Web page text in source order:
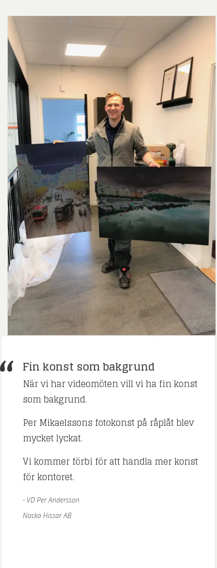
Fin konst som bakgrund
När vi har videomöten vill vi ha fin konst
som bakgrund.
Per Mikaelssons fotokonst på råplåt blev
mycket lyckat.
Vi kommer förbi för att handla mer konst
för kontoret.
VD Per Andersson
Nacka Hissar AB